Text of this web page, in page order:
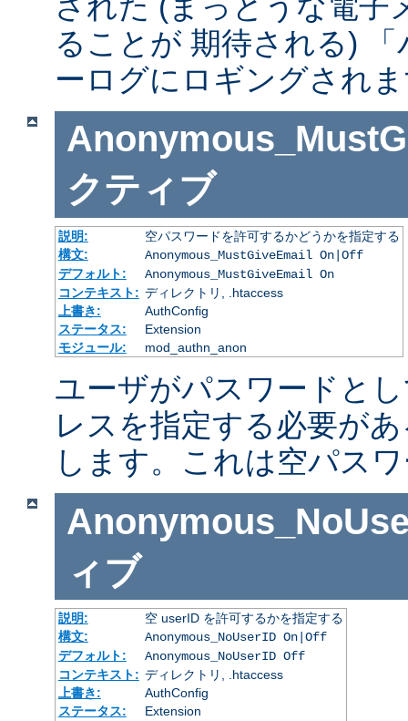
ることが 期待される)
ーログにロギングされ
クティブ
説明:
空パスワードを許可するかどうかを指定する
構文:
Anonymous_MustGiveEmail On|Off
デフォルト:
Anonymous_MustGiveEmail On
コンテキスト: ディレクトリ, .htaccess
上書き:
AuthConfig
ステータス:
Extension
モジュール:
mod_authn_anon
ユーザがパスワードと
レスを指定する必要が
します。これは空パス
ィブ
説明:
空 userID を許可するかを指定する
構文:
Anonymous_NoUserID On|Off
デフォルト:
Anonymous_NoUserID Off
コンテキスト: ディレクトリ, .htaccess
上書き:
AuthConfig
ステータス:
Extension